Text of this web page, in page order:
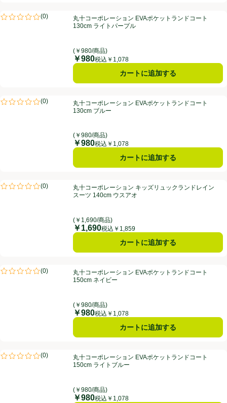
丸十コーポレーション EVAポケットランドコート 130cm ライトパープ
(0)
評価は0件のレビューで5点中0.0点。丸十コーポレーション EVAポケットランドコート
130cm ライトパープル
(￥980/商品)
価格
￥980税込￥1,078
カートに追加する
丸十コーポレーション EVAポケットランドコート 130cm ブルー
(0)
評価は0件のレビューで5点中0.0点。丸十コーポレーション EVAポケットランドコート
130cm ブルー
(￥980/商品)
価格
￥980税込￥1,078
カートに追加する
丸十コーポレーション キッズリュックランドレインスーツ 140cm ウ
(0)
評価は0件のレビューで5点中0.0点。丸十コーポレーション キッズリュックランドレイン
スーツ 140cm ウスアオ
(￥1,690/商品)
価格
￥1,690税込￥1,859
カートに追加する
丸十コーポレーション EVAポケットランドコート 150cm ネイビー
(0)
評価は0件のレビューで5点中0.0点。丸十コーポレーション EVAポケットランドコート
150cm ネイビー
(￥980/商品)
価格
￥980税込￥1,078
カートに追加する
丸十コーポレーション EVAポケットランドコート 150cm ライトブルー
(0)
評価は0件のレビューで5点中0.0点。丸十コーポレーション EVAポケットランドコート
150cm ライトブルー
(￥980/商品)
価格
￥980税込￥1,078